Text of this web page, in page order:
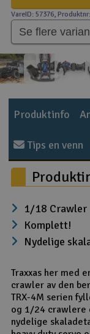
VareID: 57376,
Produktinfo
Tips en venn
1/18 Crawler
Komplett!
Nydelige
Traxxas her med
crawler av den
TRX-4M serien
og 1/24 crawlere
nydelige